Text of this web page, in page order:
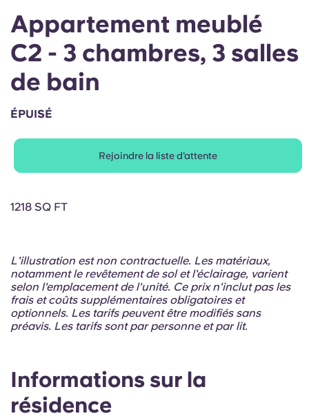
Chinese
Español
Deutsch
Italian
Portuguese
Se connecter
Informations sur la
résidence
Appartement meublé
C2 - 3 chambres, 3 salles
de bain
ÉPUISÉ
Rejoindre la liste d'attente
1218 SQ FT
L'illustration est non contractuelle. Les matériaux,
notamment le revêtement de sol et l'éclairage, varient
selon l'emplacement de l'unité. Ce prix n'inclut pas les
frais et coûts supplémentaires obligatoires et
optionnels. Les tarifs peuvent être modifiés sans
préavis. Les tarifs sont par personne et par lit.